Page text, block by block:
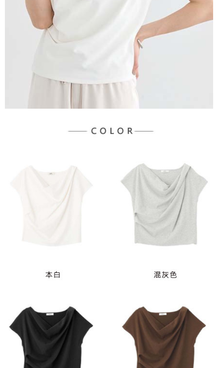
權轉讓予恩沛科技股份有限公司。
２．關於個人資料處理事宜，請瀏覽以下網址：
https://aftee.tw/terms/#terms3
３．未成年的使用者請事先徵得法定代理人或監護人之同意方可使用
「AFTEE先享後付」，若未經同意申辦者引起之損失，本公司不負相關責
時審查核予不同之上限額度；若仍有額度不足之情形，本公司將視審查結果
５．嚴禁一人註冊多個帳號或使用他人資訊註冊。若發現惡意使用之情形，
7-11純取貨
每筆NT$60，滿NT$888(含以上)免運費